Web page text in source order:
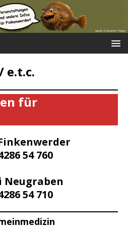
e.t.c.
für
54 760
Neugraben
54 710